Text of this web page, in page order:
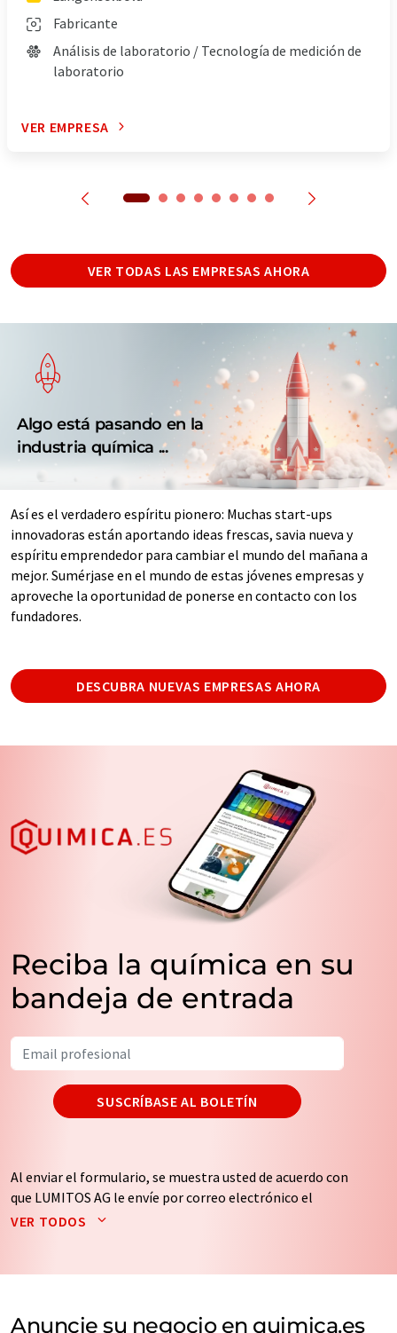
Fabricante
Análisis de laboratorio / Tecnología de medición de
laboratorio
VER EMPRESA
VER TODAS LAS EMPRESAS AHORA
Algo está pasando en la
industria química ...
Así es el verdadero espíritu pionero: Muchas start-ups
innovadoras están aportando ideas frescas, savia nueva y
espíritu emprendedor para cambiar el mundo del mañana a
mejor. Sumérjase en el mundo de estas jóvenes empresas y
aproveche la oportunidad de ponerse en contacto con los
fundadores.
DESCUBRA NUEVAS EMPRESAS AHORA
Reciba la química en su
bandeja de entrada
SUSCRÍBASE AL BOLETÍN
Al enviar el formulario, se muestra usted de acuerdo con
que LUMITOS AG le envíe por correo electrónico el
boletín o boletines seleccionados anteriormente. Sus
de nuestrapolítica de protección de datos. LUMITOS
electrónico a efectos publicitarios o de investigación de
VER TODOS
Anuncie su negocio en quimica.es